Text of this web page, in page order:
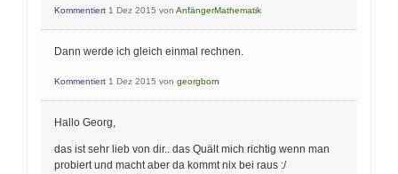
Kommentiert 1 Dez 2015 von AnfängerMathematik
Dann werde ich gleich einmal rechnen.
Kommentiert 1 Dez 2015 von georgborn
Hallo Georg,
das ist sehr lieb von dir.. das Quält mich richtig wenn man
probiert und macht aber da kommt nix bei raus :/